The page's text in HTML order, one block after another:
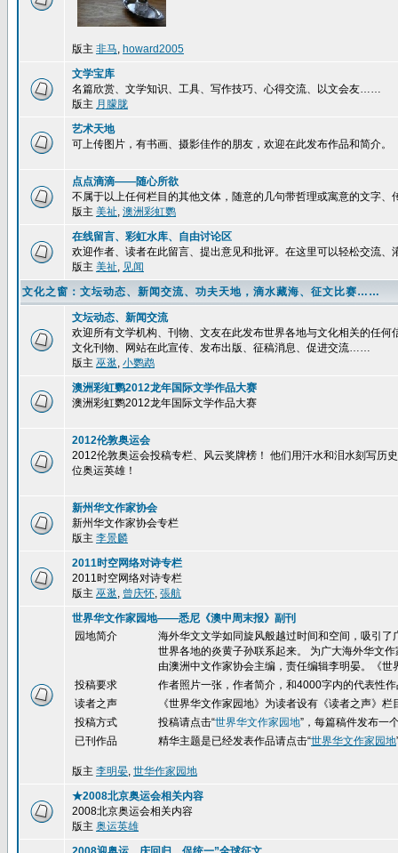
版主 非马, howard2005
文学宝库
名篇欣赏、文学知识、工具、写作技巧、心得交流、以文会友……
版主 月朦胧
艺术天地
可上传图片，有书画、摄影佳作的朋友，欢迎在此发布作品和简介。
点点滴滴——随心所欲
不属于以上任何栏目的其他文体，随意的几句带哲理或寓意的文字
版主 美祉, 澳洲彩虹鹦
在线留言、彩虹水库、自由讨论区
欢迎作者、读者在此留言、提出意见和批评。在这里可以轻松交流
版主 美祉, 见闻
文化之窗：文坛动态、新闻交流、功夫天地，滴水藏海、征文比赛……
文坛动态、新闻交流
欢迎所有文学机构、刊物、文友在此发布世界各地与文化相关的任
文化刊物、网站在此宣传、发布出版、征稿消息、促进交流……
版主 巫逖, 小鹦鹉
澳洲彩虹鹦2012龙年国际文学作品大赛
澳洲彩虹鹦2012龙年国际文学作品大赛
2012伦敦奥运会
2012伦敦奥运会投稿专栏、风云奖牌榜！ 他们用汗水和泪水刻写历
位奥运英雄！
新州华文作家协会
新州华文作家协会专栏
版主 李景麟
2011时空网络对诗专栏
2011时空网络对诗专栏
版主 巫逖, 曾庆怀, 張航
世界华文作家园地——悉尼《澳中周末报》副刊
园地简介
海外华文文学如同旋风般越过时间和空间，吸引
世界各地的炎黄子孙联系起来。 为广大海外华文
由澳洲中文作家协会主编，责任编辑李明晏。《
投稿要求
作者照片一张，作者简介，和4000字内的代表性
读者之声
《世界华文作家园地》为读者设有《读者之声》
投稿方式
投稿请点击“世界华文作家园地”，每篇稿件发布一
已刊作品
精华主题是已经发表作品请点击“世界华文作家园地
版主 李明晏, 世华作家园地
★2008北京奥运会相关内容
2008北京奥运会相关内容
版主 奥运英雄